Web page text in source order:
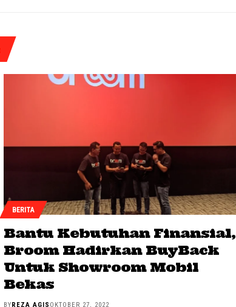
BERITA
Bantu Kebutuhan Finansial,
Broom Hadirkan BuyBack
Untuk Showroom Mobil
Bekas
BY REZA AGIS OKTOBER 27, 2022